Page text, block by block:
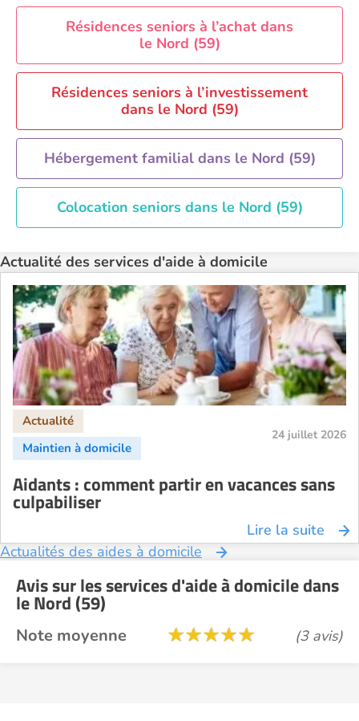
Aide à domicile Saint-Etienne
Aide à domicile Toulouse
Recherche par ville
Résidences seniors à l’achat dans
le Nord (59)
Résidences seniors à l’investissement
dans le Nord (59)
Hébergement familial dans le Nord (59)
Colocation seniors dans le Nord (59)
Actualité des services d'aide à domicile
24 juillet 2026
Aidants : comment partir en vacances sans
culpabiliser
Lire la suite
Actualités des aides à domicile
Avis sur les services d'aide à domicile dans
le Nord (59)
Note moyenne (3 avis)